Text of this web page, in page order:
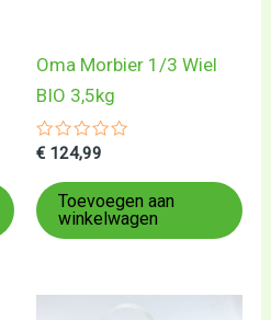
Oma Morbier 1/3 Wiel
BIO 3,5kg
Gewaardeerd
uit
5
€ 124,99
Toevoegen aan
winkelwagen